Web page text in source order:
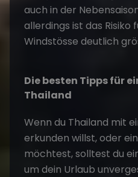
auch in der
allerdings ist das Risiko
Windstösse deutlich
Die besten Tipps für
Thailand
Wenn du Thailand mit
erkunden willst, oder
möchtest, solltest du
um dein Urlaub